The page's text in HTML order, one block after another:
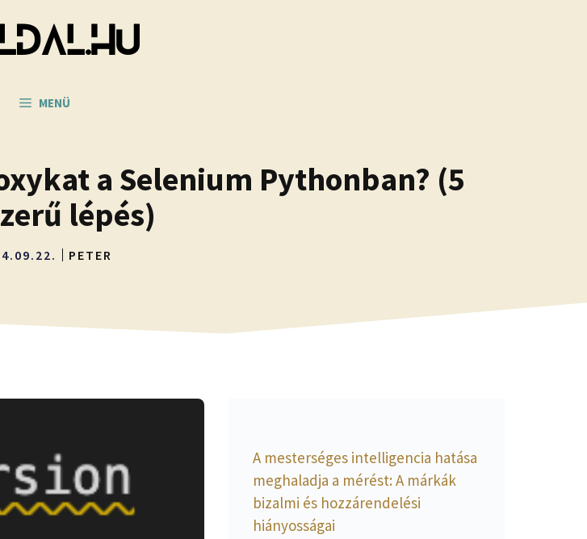
MENÜ
a Selenium Pythonban? (5
lépés)
PETER
A mesterséges intelligencia hatása
meghaladja a mérést: A márkák
bizalmi és hozzárendelési
hiányosságai